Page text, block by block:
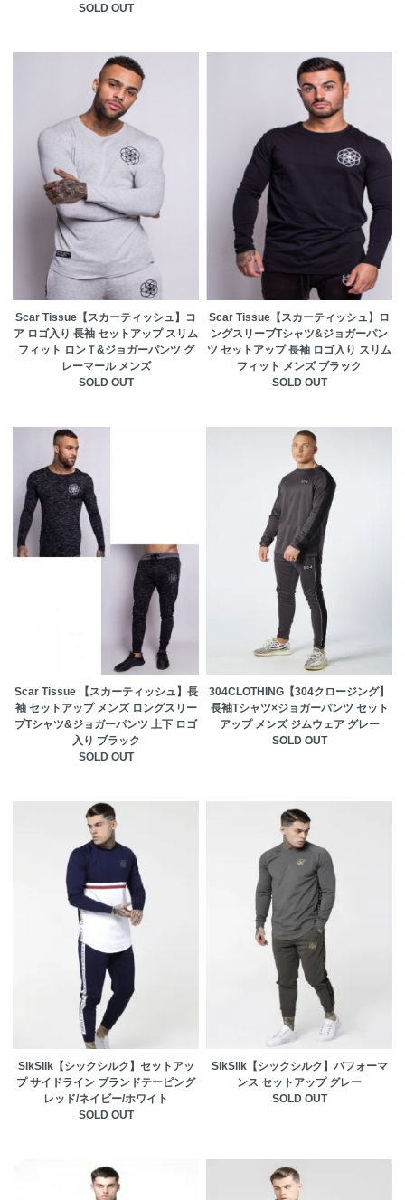
SOLD OUT
Scar Tissue【スカーティッシュ】コ
ア ロゴ入り 長袖 セットアップ スリム
フィット ロンＴ&ジョガーパンツ グ
レーマール メンズ
SOLD OUT
Scar Tissue【スカーティッシュ】ロ
ングスリーブTシャツ&ジョガーパン
ツ セットアップ 長袖 ロゴ入り スリム
フィット メンズ ブラック
SOLD OUT
Scar Tissue 【スカーティッシュ】長
袖 セットアップ メンズ ロングスリー
ブTシャツ&ジョガーパンツ 上下 ロゴ
入り ブラック
SOLD OUT
304CLOTHING【304クロージング】
長袖Tシャツ×ジョガーパンツ セット
アップ メンズ ジムウェア グレー
SOLD OUT
SikSilk【シックシルク】セットアッ
プ サイドライン ブランドテーピング
レッド/ネイビー/ホワイト
SOLD OUT
SikSilk【シックシルク】パフォーマ
ンス セットアップ グレー
SOLD OUT